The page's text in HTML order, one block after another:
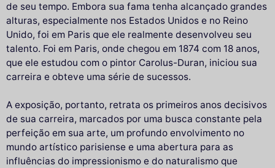
de seu tempo. Embora sua fama tenha alcançado grandes
alturas, especialmente nos Estados Unidos e no Reino
Unido, foi em Paris que ele realmente desenvolveu seu
talento. Foi em Paris, onde chegou em 1874 com 18 anos,
que ele estudou com o pintor Carolus-Duran, iniciou sua
carreira e obteve uma série de sucessos.
A exposição, portanto, retrata os primeiros anos decisivos
de sua carreira, marcados por uma busca constante pela
perfeição em sua arte, um profundo envolvimento no
mundo artístico parisiense e uma abertura para as
influências do impressionismo e do naturalismo que